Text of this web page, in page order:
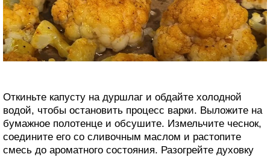
Откиньте капусту на дуршлаг и обдайте холодной
водой, чтобы остановить процесс варки. Выложите на
бумажное полотенце и обсушите. Измельчите чеснок,
соедините его со сливочным маслом и растопите
смесь до ароматного состояния. Разогрейте духовку